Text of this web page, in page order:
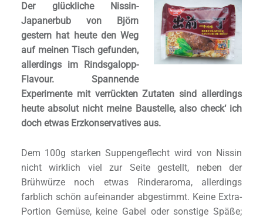
Der glückliche Nissin-
Japanerbub von Björn
gestern hat heute den Weg
auf meinen Tisch gefunden,
allerdings im Rindsgalopp-
Flavour. Spannende
Experimente mit verrückten Zutaten sind allerdings
heute absolut nicht meine Baustelle, also check‘ ich
doch etwas Erzkonservatives aus.
Dem 100g starken Suppengeflecht wird von Nissin
nicht wirklich viel zur Seite gestellt, neben der
Brühwürze noch etwas Rinderaroma, allerdings
farblich schön aufeinander abgestimmt. Keine Extra-
Portion Gemüse, keine Gabel oder sonstige Späße;